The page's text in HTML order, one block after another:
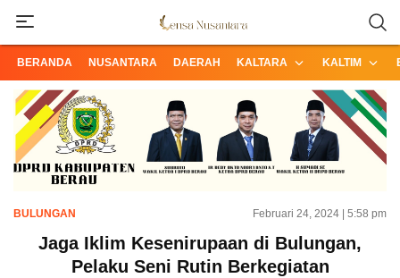
Lensa Nusantara
Informasi Terpercaya dari Nusantara
BERANDA NUSANTARA DAERAH KALTARA KALTIM
BULUNGAN Februari 24, 2024 | 5:58 pm
Jaga Iklim Kesenirupaan di Bulungan,
Pelaku Seni Rutin Berkegiatan